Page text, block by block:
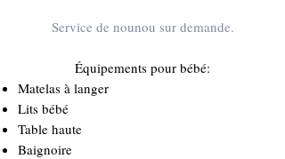
Service de nounou sur demande.
Équipements pour bébé:
Matelas à langer
Lits bébé
Table haute
Baignoire